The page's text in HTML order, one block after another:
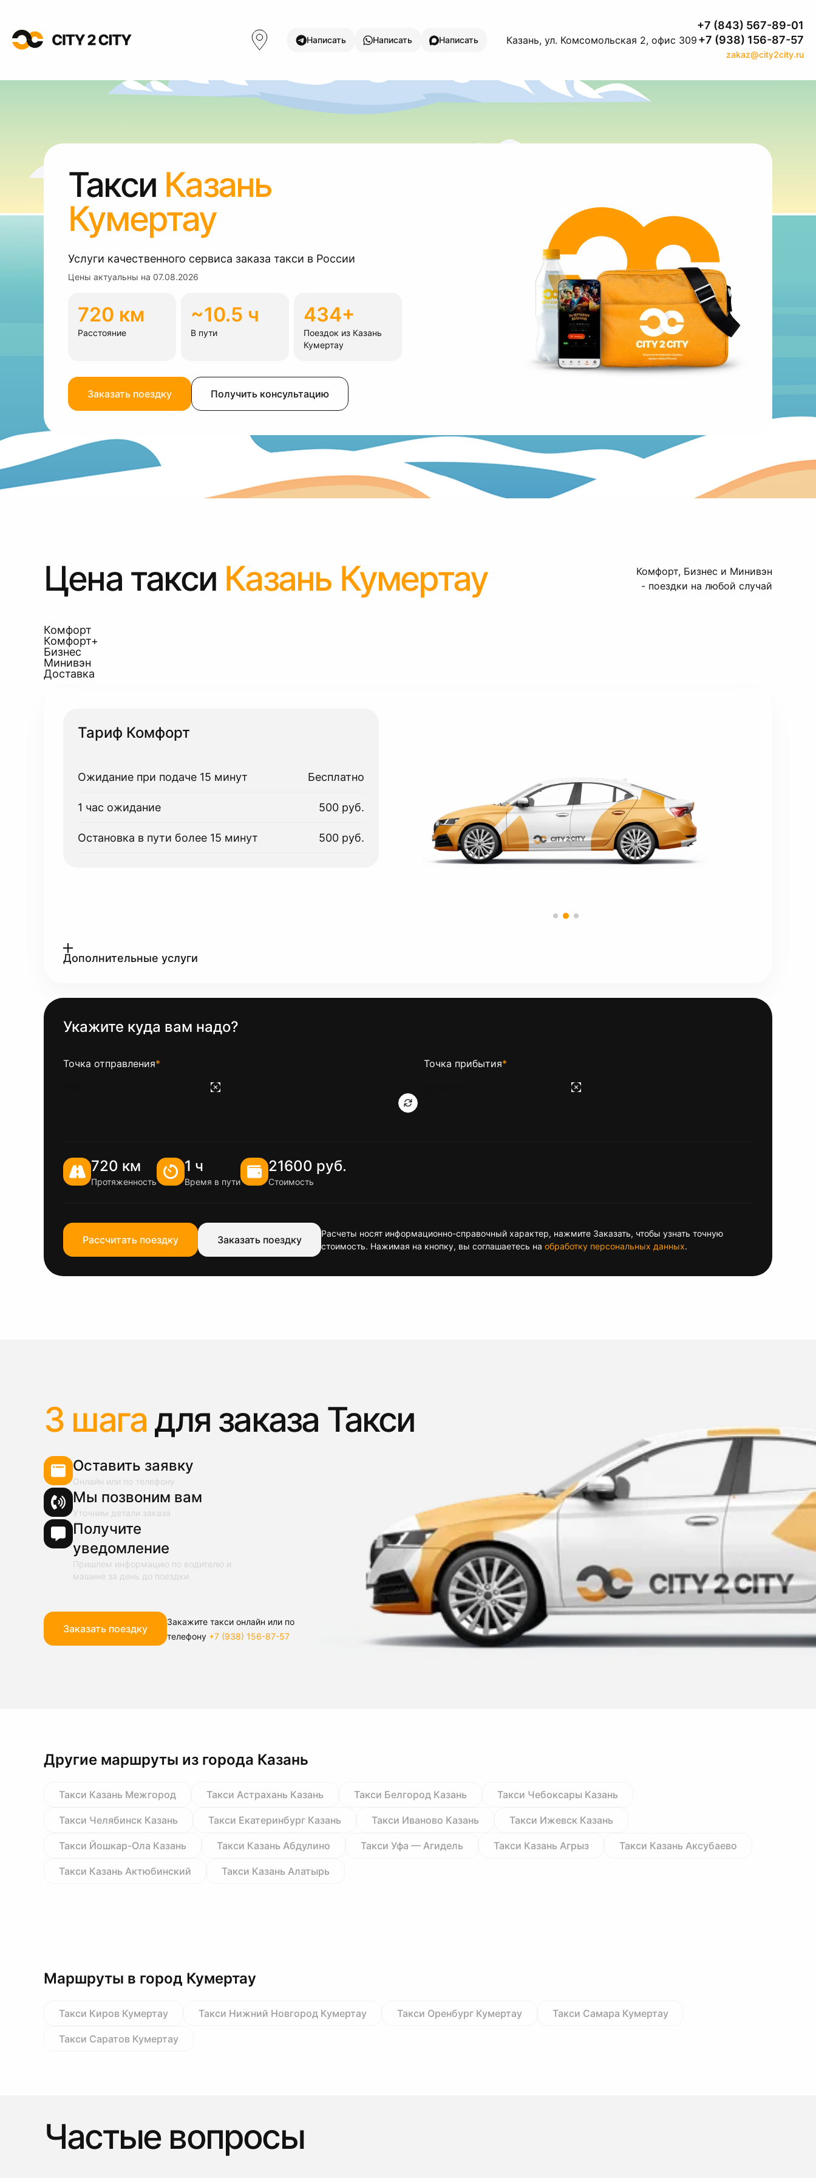
Написать Написать Написать Казань, ул. Комсомольская 2, офис 309
+7 (843) 567-89-01
+7 (938) 156-87-57
zakaz@city2city.ru
Такси Казань
Кумертау
Услуги качественного сервиса заказа такси в России
Цены актуальны на 07.08.2026
720 км
Расстояние
~10.5 ч
В пути
434+
Поездок из Казань
Кумертау
Заказать поездку Получить консультацию
Цена такси Казань Кумертау
Комфорт, Бизнес и Минивэн
- поездки на любой случай
Комфорт
Комфорт+
Бизнес
Минивэн
Доставка
Тариф Комфорт
Ожидание при подаче 15 минут Бесплатно
1 час ожидание 500 руб.
Остановка в пути более 15 минут 500 руб.
Дополнительные услуги
Укажите куда вам надо?
Точка отправления* Точка прибытия*
720 км
Протяженность
1 ч
Время в пути
21600 руб.
Стоимость
Рассчитать поездку Заказать поездку
Расчеты носят информационно-справочный характер, нажмите Заказать, чтобы узнать точную
стоимость. Нажимая на кнопку, вы соглашаетесь на обработку персональных данных.
3 шага для заказа Такси
Оставить заявку
Онлайн или по телефону
Мы позвоним вам
Уточним детали заказа
Получите
уведомление
Пришлем информацию по водителю и
машине за день до поездки
Заказать поездку
Закажите такси онлайн или по
телефону +7 (938) 156-87-57
Другие маршруты из города Казань
Такси Казань Межгород Такси Астрахань Казань Такси Белгород Казань Такси Чебоксары Казань
Такси Челябинск Казань Такси Екатеринбург Казань Такси Иваново Казань Такси Ижевск Казань
Такси Йошкар-Ола Казань Такси Казань Абдулино Такси Уфа — Агидель Такси Казань Агрыз Такси Казань Аксубаево
Такси Казань Актюбинский Такси Казань Алатырь
Маршруты в город Кумертау
Такси Киров Кумертау Такси Нижний Новгород Кумертау Такси Оренбург Кумертау Такси Самара Кумертау
Такси Саратов Кумертау
Частые вопросы